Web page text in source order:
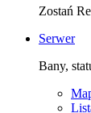
Zostań
Serwer
Bany,